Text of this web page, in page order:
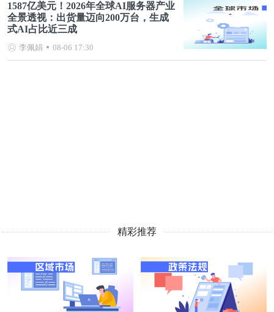
1587亿美元！2026年全球AI服务器产业
全景透视：出货量迈向200万台，生成
式AI占比近三成
李佩娟 08-06 17:30
精彩推荐